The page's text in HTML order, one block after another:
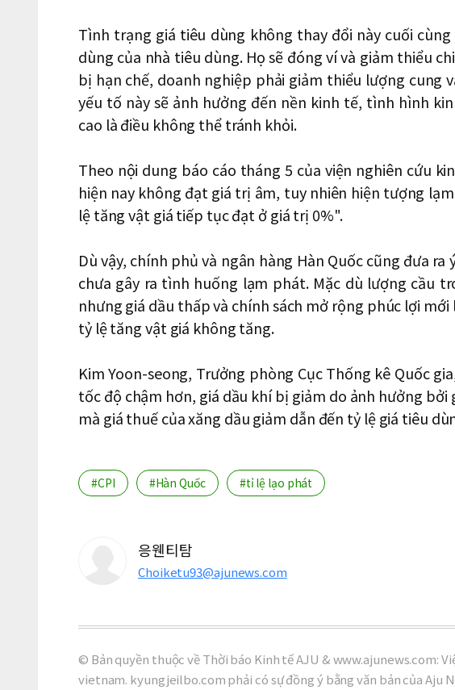
Tình trạng giá tiêu dùng không thay đổi này cuối
dùng của nhà tiêu dùng. Họ sẽ đóng ví và giảm thiểu
bị hạn chế, doanh nghiệp phải giảm thiểu lượng cung
yếu tố này sẽ ảnh hưởng đến nền kinh tế, tình hình
cao là điều không thể tránh khỏi.
Theo nội dung báo cáo tháng 5 của viện nghiên cứu
hiện nay không đạt giá trị âm, tuy nhiên hiện tượng
lệ tăng vật giá tiếp tục đạt ở giá trị 0%".
Dù vậy, chính phủ và ngân hàng Hàn Quốc cũng đưa
chưa gây ra tình huống lạm phát. Mặc dù lượng cầu
nhưng giá dầu thấp và chính sách mở rộng phúc lợi
tỷ lệ tăng vật giá không tăng.
Kim Yoon-seong, Trưởng phòng Cục Thống kê Quốc
tốc độ chậm hơn, giá dầu khí bị giảm do ảnh hưởng
mà giá thuế của xăng dầu giảm dẫn đến tỷ lệ giá tiêu
#CPI #Hàn Quốc #tỉ lệ lạo phát
응웬티탐
Choiketu93@ajunews.com
© Bản quyền thuộc về Thời báo Kinh tế AJU & www.ajunews.com:
vietnam. kyungjeilbo.com phải có sự đồng ý bằng văn bản của Aju